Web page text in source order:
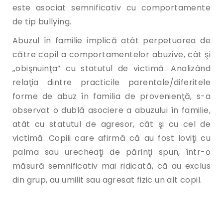
este asociat semnificativ cu comportamente
de tip bullying.
Abuzul în familie implică atât perpetuarea de
către copil a comportamentelor abuzive, cât şi
„obişnuinţa” cu statutul de victimă. Analizând
relaţia dintre practicile parentale/diferitele
forme de abuz în familia de provenienţă, s-a
observat o dublă asociere a abuzului în familie,
atât cu statutul de agresor, cât şi cu cel de
victimă. Copiii care afirmă că au fost loviţi cu
palma sau urecheaţi de părinţi spun, într-o
măsură semnificativ mai ridicată, că au exclus
din grup, au umilit sau agresat fizic un alt copil.